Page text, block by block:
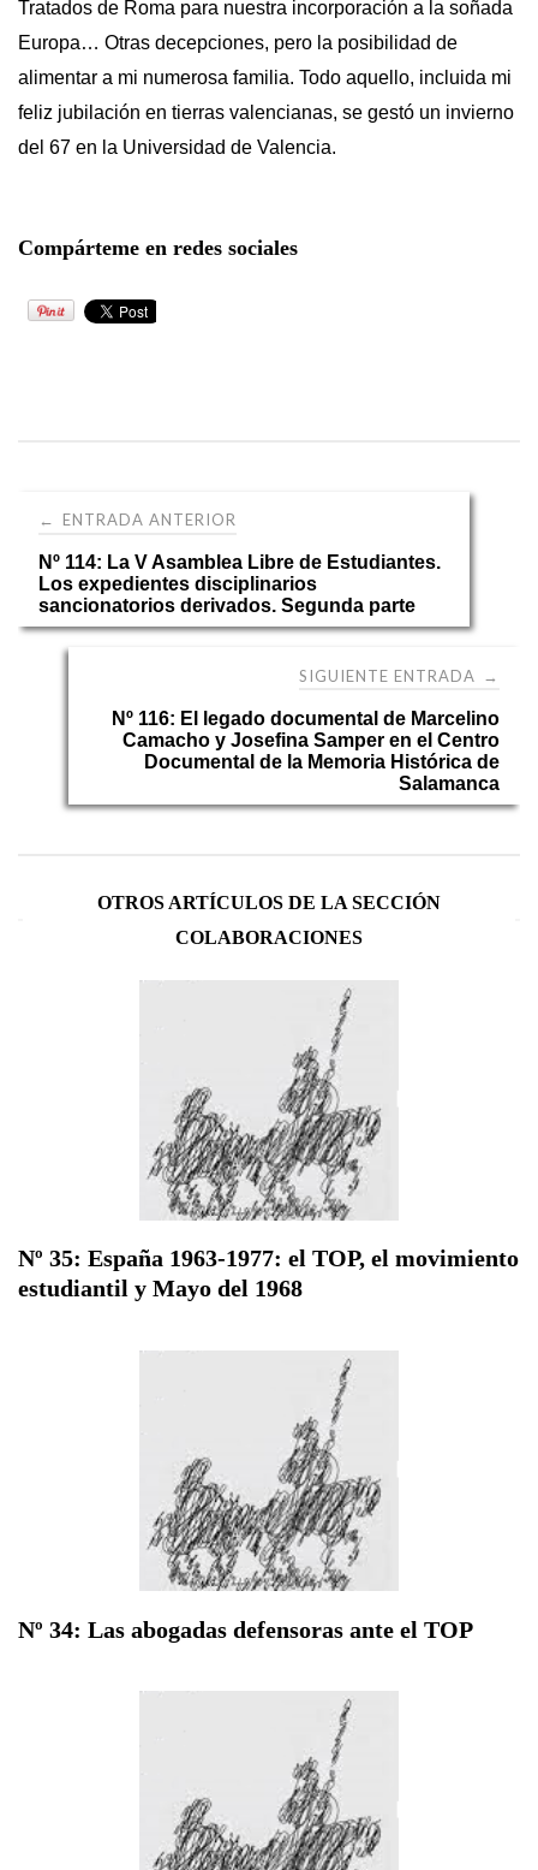
Tratados de Roma para nuestra incorporación a la soñada
Europa… Otras decepciones, pero la posibilidad de
alimentar a mi numerosa familia. Todo aquello, incluida mi
feliz jubilación en tierras valencianas, se gestó un invierno
del 67 en la Universidad de Valencia.
Compárteme en redes sociales
Navegación
de
entradas
← ENTRADA ANTERIOR
Nº 114: La V Asamblea Libre de Estudiantes.
Los expedientes disciplinarios
sancionatorios derivados. Segunda parte
SIGUIENTE ENTRADA →
Nº 116: El legado documental de Marcelino
Camacho y Josefina Samper en el Centro
Documental de la Memoria Histórica de
Salamanca
OTROS ARTÍCULOS DE LA SECCIÓN
COLABORACIONES
Nº 35: España 1963-1977: el TOP, el movimiento
estudiantil y Mayo del 1968
Nº 34: Las abogadas defensoras ante el TOP